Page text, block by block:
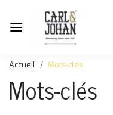
Accueil Mots-clés
Mots-clés